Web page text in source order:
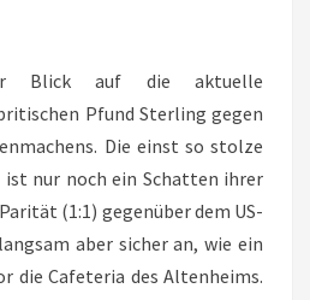
Blick auf die aktuelle
Pfund Sterling gegen
Die einst so stolze
ist nur noch ein Schatten ihrer
(1:1) gegenüber dem US-
aber sicher an, wie ein
die Cafeteria des Altenheims.